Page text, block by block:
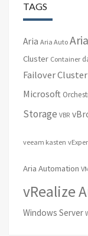
TAGS
Aria Aria Auto
Cluster Container
Failover Cluster
Microsoft
Storage VBR
veeam kasten
Aria Automation
vRealize
Windows Server